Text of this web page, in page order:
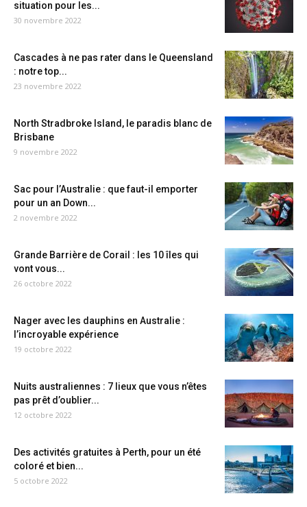
situation pour les...
30 novembre 2022
Cascades à ne pas rater dans le Queensland
: notre top...
23 novembre 2022
North Stradbroke Island, le paradis blanc de
Brisbane
9 novembre 2022
Sac pour l’Australie : que faut-il emporter
pour un an Down...
2 novembre 2022
Grande Barrière de Corail : les 10 îles qui
vont vous...
26 octobre 2022
Nager avec les dauphins en Australie :
l’incroyable expérience
19 octobre 2022
Nuits australiennes : 7 lieux que vous n’êtes
pas prêt d’oublier...
12 octobre 2022
Des activités gratuites à Perth, pour un été
coloré et bien...
5 octobre 2022